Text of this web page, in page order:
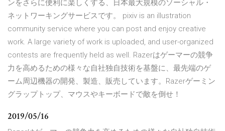
ンをさらに便利に楽しくする、日本最大規模のソーシャル・
ネットワーキングサービスです。 pixiv is an illustration
community service where you can post and enjoy creative
work. A large variety of work is uploaded, and user-organized
contests are frequently held as well. Razerはゲーマーの競争
力を高めるための様々な自社独自技術を基盤に、最先端のゲ
ーム周辺機器の開発、製造、販売しています。Razerゲーミン
グラップトップ、マウスやキーボードで敵を倒せ！
2019/05/16